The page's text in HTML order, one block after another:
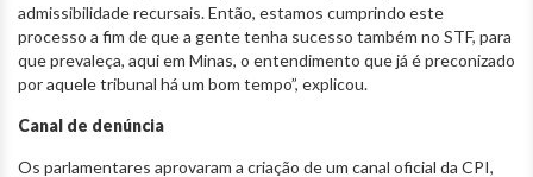
admissibilidade recursais. Então, estamos cumprindo este
processo a fim de que a gente tenha sucesso também no STF, para
que prevaleça, aqui em Minas, o entendimento que já é preconizado
por aquele tribunal há um bom tempo”, explicou.
Canal de denúncia
Os parlamentares aprovaram a criação de um canal oficial da CPI,